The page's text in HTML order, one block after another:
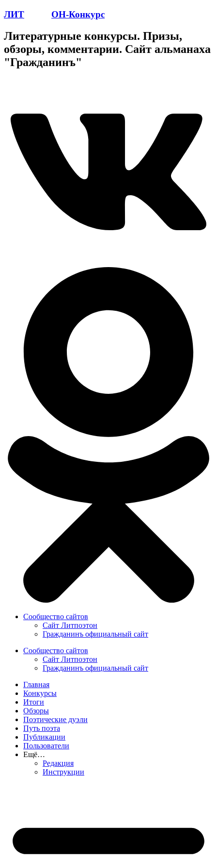
ЛИТ ОН-Конкурс
Литературные конкурсы. Призы,
обзоры, комментарии. Сайт альманаха
"Гражданинъ"
Сообщество сайтов
Сайт Литпоэтон
Гражданинъ официальный сайт
Сообщество сайтов
Сайт Литпоэтон
Гражданинъ официальный сайт
Главная
Конкурсы
Итоги
Обзоры
Поэтические дуэли
Путь поэта
Публикации
Пользователи
Ещё…
Редакция
Инструкции